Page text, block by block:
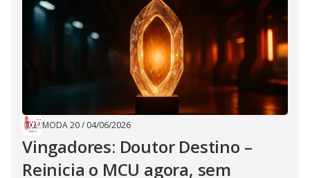
MODA 20/ 04/06/2026
Vingadores: Doutor Destino –
Reinicia o MCU agora, sem